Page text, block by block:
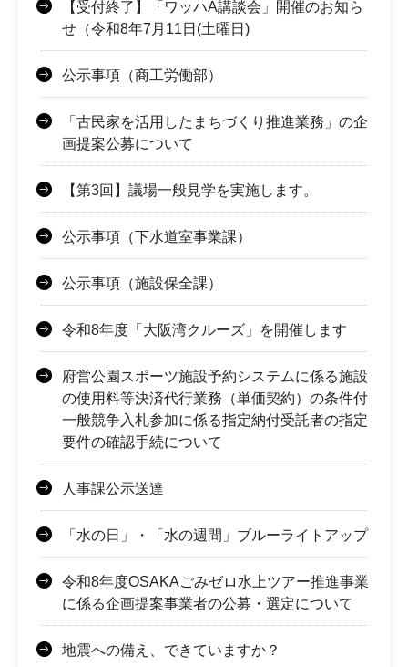
【受付終了】「ワッハA講談会」開催のお知ら
せ（令和8年7月11日(土曜日)
公示事項（商工労働部）
「古民家を活用したまちづくり推進業務」の企
画提案公募について
【第3回】議場一般見学を実施します。
公示事項（下水道室事業課）
公示事項（施設保全課）
令和8年度「大阪湾クルーズ」を開催します
府営公園スポーツ施設予約システムに係る施設
の使用料等決済代行業務（単価契約）の条件付
一般競争入札参加に係る指定納付受託者の指定
要件の確認手続について
人事課公示送達
「水の日」・「水の週間」ブルーライトアップ
令和8年度OSAKAごみゼロ水上ツアー推進事業
に係る企画提案事業者の公募・選定について
地震への備え、できていますか？